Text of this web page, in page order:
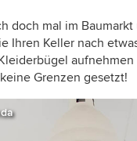
doch mal im
Ihren Keller nach
Grenzen gesetzt!